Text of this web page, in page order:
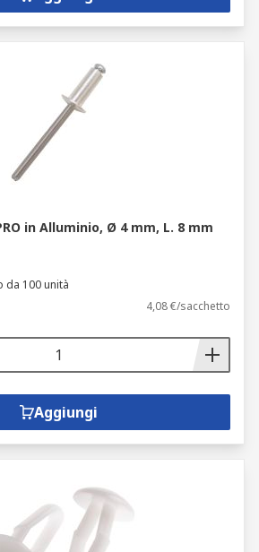
in Alluminio, Ø 4 mm, L. 8 mm
da 100 unità
4,08 €/sacchetto
Aggiungi